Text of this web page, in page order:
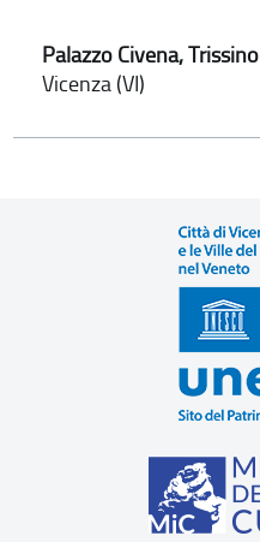
Palazzo Civena, Trissino
Vicenza (VI)